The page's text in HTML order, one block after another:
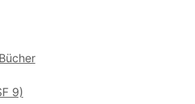
9)